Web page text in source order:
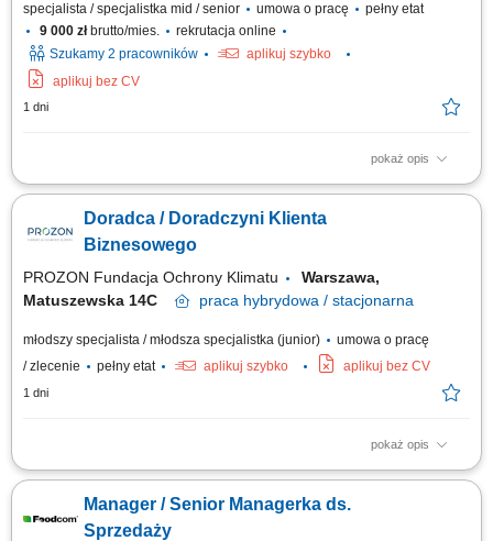
specjalista / specjalistka mid / senior umowa o pracę
pełny etat
9 000 złbrutto/mies.
rekrutacja online
Szukamy 2 pracowników
aplikuj szybko
aplikuj bez CV
1 dni
pokaż opis
Opis stanowiska pozyskiwanie informacji o potencjalnych klientach i
oraz budowanie zainteresowania ofertą, współpraca z zespołem
sprzedaży w zakresie przygotowywania nowych możliwości biznesowych,
Doradca / Doradczyni Klienta
Biznesowego
PROZON Fundacja Ochrony Klimatu
Warszawa,
Matuszewska 14C
praca hybrydowa / stacjonarna
młodszy specjalista / młodsza specjalistka (junior)
umowa o pracę
/ zlecenie
pełny etat aplikuj szybko aplikuj bez CV
1 dni
pokaż opis
Opis stanowiska Aktywne pozyskiwanie nowych klientów oraz rozwijanie
prowadzenie kontaktów z klientami w celu budowania trwałych relacji.
Opracowywanie ofert handlowych oraz udział w uzgadnianiu warunków
Manager / Senior Managerka ds.
Sprzedaży